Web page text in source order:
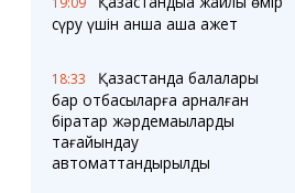
сүру үшін қанша ақша қажет
18:33
Қазақстанда балалары
бар отбасыларға арналған
бірқатар жәрдемақыларды
тағайындау
автоматтандырылды